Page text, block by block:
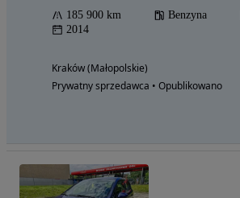
185 900 km Benzyna
2014
Kraków (Małopolskie)
Prywatny sprzedawca • Opublikowano